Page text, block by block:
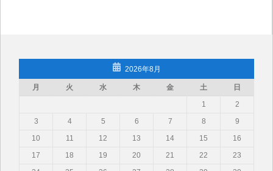
2026年8月
月 火 水 木 金 土
日
1
2
3
4 5 6 7 8
9
10
11 12 13 14 15
16
17
18 19 20 21 22
23